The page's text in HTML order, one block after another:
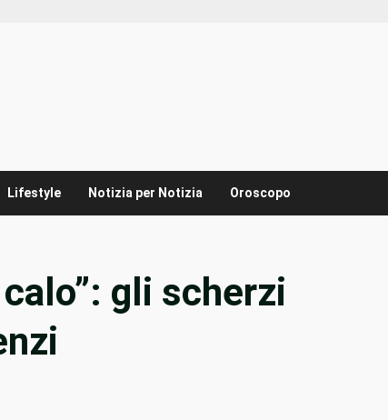
Lifestyle Notizia per Notizia Oroscopo
gli scherzi